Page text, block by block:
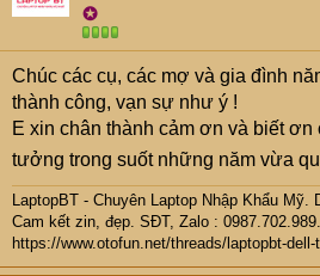
✪
Chúc các cụ, các mợ và gia đình
thành công, vạn sự như ý !
E xin chân thành cảm ơn và biết ơn
tưởng trong suốt những năm vừa
LaptopBT - Chuyên Laptop Nhập Khẩu Mỹ.
Cam kết zin, đẹp. SĐT, Zalo : 0987.702.989.
https://www.otofun.net/threads/laptopbt-